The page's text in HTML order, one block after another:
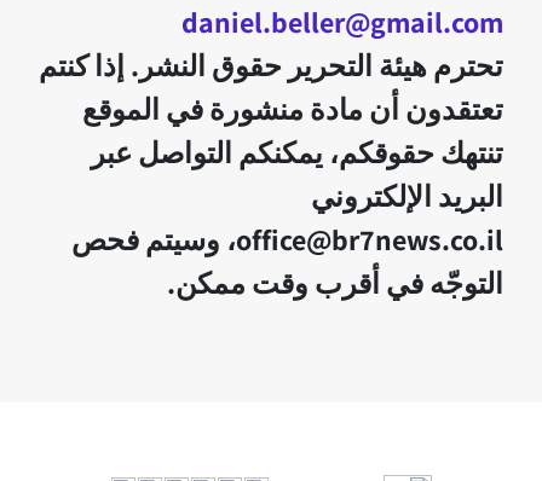
daniel.beller@gmail.com
تحترم هيئة التحرير حقوق النشر. إذا كنتم
تعتقدون أن مادة منشورة في الموقع
تنتهك حقوقكم، يمكنكم التواصل عبر
البريد الإلكتروني
office@br7news.co.il، وسيتم فحص
التوجّه في أقرب وقت ممكن.